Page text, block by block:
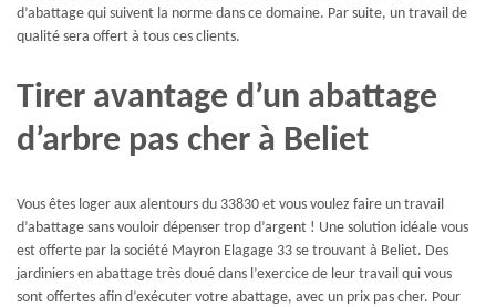
d’abattage qui suivent la norme dans ce domaine. Par suite, un travail de
qualité sera offert à tous ces clients.
Tirer avantage d’un abattage
d’arbre pas cher à Beliet
Vous êtes loger aux alentours du 33830 et vous voulez faire un travail
d’abattage sans vouloir dépenser trop d’argent ! Une solution idéale vous
est offerte par la société Mayron Elagage 33 se trouvant à Beliet. Des
jardiniers en abattage très doué dans l’exercice de leur travail qui vous
sont offertes afin d’exécuter votre abattage, avec un prix pas cher. Pour